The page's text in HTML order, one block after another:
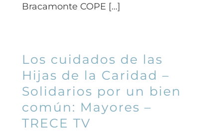
Bracamonte COPE [...]
Los cuidados de las
Hijas de la Caridad –
Solidarios por un bien
común: Mayores –
TRECE TV